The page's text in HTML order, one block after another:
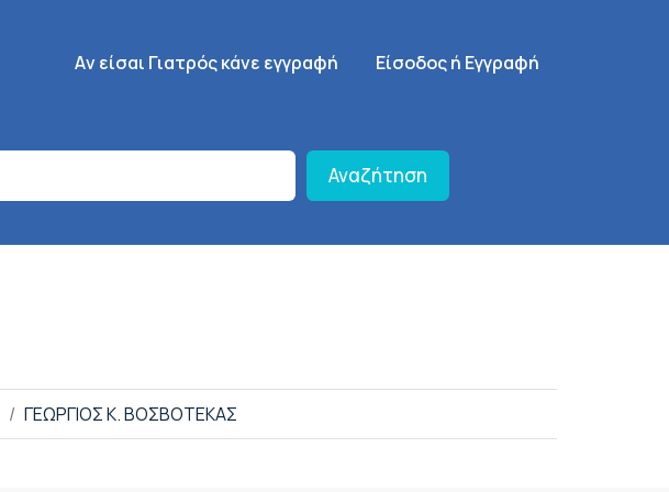
Κεντρική πλοήγηση
Aν είσαι Γιατρός κάνε εγγραφή SignUp Menu
Είσοδος ή Εγγραφή
Αναζήτηση
ΓΕΩΡΓΙΟΣ Κ. ΒΟΣΒΟΤΕΚΑΣ